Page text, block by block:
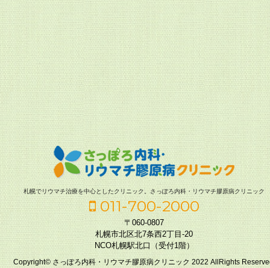
札幌でリウマチ治療を中心としたクリニック。さっぽろ内科・リウマチ膠原病クリニック
011-700-2000
〒060-0807
札幌市北区北7条西2丁目-20
NCO札幌駅北口（受付1階）
Copyright© さっぽろ内科・リウマチ膠原病クリニック 2022 AllRights